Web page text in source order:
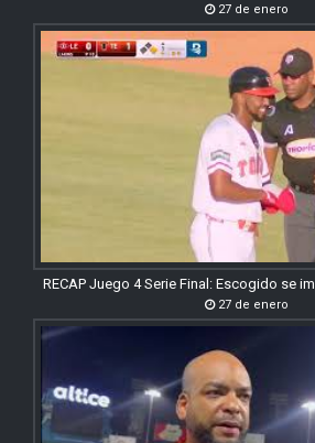
27 de enero
RECAP Juego 4 Serie Final: Escogido se
27 de enero